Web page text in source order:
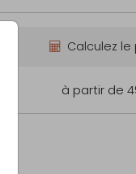
Calculez le
à partir de